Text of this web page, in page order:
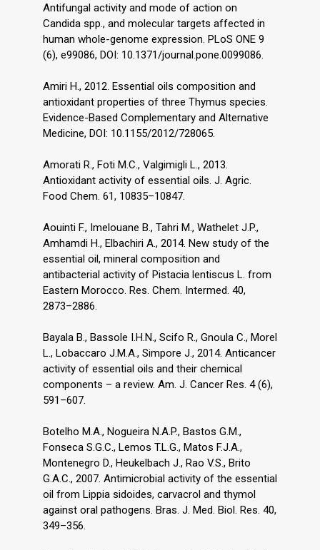
Antifungal activity and mode of action on
Candida spp., and molecular targets affected in
human whole-genome expression. PLoS ONE 9
(6), e99086, DOI: 10.1371/journal.pone.0099086.
Amiri H., 2012. Essential oils composition and
antioxidant properties of three Thymus species.
Evidence-Based Complementary and Alternative
Medicine, DOI: 10.1155/2012/728065.
Amorati R., Foti M.C., Valgimigli L., 2013.
Antioxidant activity of essential oils. J. Agric.
Food Chem. 61, 10835–10847.
Aouinti F., Imelouane B., Tahri M., Wathelet J.P.,
Amhamdi H., Elbachiri A., 2014. New study of the
essential oil, mineral composition and
antibacterial activity of Pistacia lentiscus L. from
Eastern Morocco. Res. Chem. Intermed. 40,
2873–2886.
Bayala B., Bassole I.H.N., Scifo R., Gnoula C., Morel
L., Lobaccaro J.M.A., Simpore J., 2014. Anticancer
activity of essential oils and their chemical
components – a review. Am. J. Cancer Res. 4 (6),
591–607.
Botelho M.A., Nogueira N.A.P., Bastos G.M.,
Fonseca S.G.C., Lemos T.L.G., Matos F.J.A.,
Montenegro D., Heukelbach J., Rao V.S., Brito
G.A.C., 2007. Antimicrobial activity of the essential
oil from Lippia sidoides, carvacrol and thymol
against oral pathogens. Bras. J. Med. Biol. Res. 40,
349–356.